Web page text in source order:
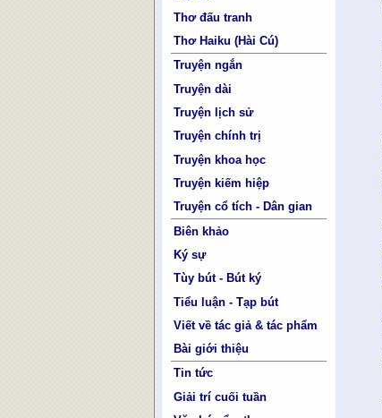
Thơ đấu tranh
Thơ Haiku (Hài Cú)
Truyện ngắn
Truyện dài
Truyện lịch sử
Truyện chính trị
Truyện khoa học
Truyện kiếm hiệp
Truyện cổ tích - Dân gian
Biên khảo
Ký sự
Tùy bút - Bút ký
Tiểu luận - Tạp bút
Viết về tác giả & tác phẩm
Bài giới thiệu
Tin tức
Giải trí cuối tuần